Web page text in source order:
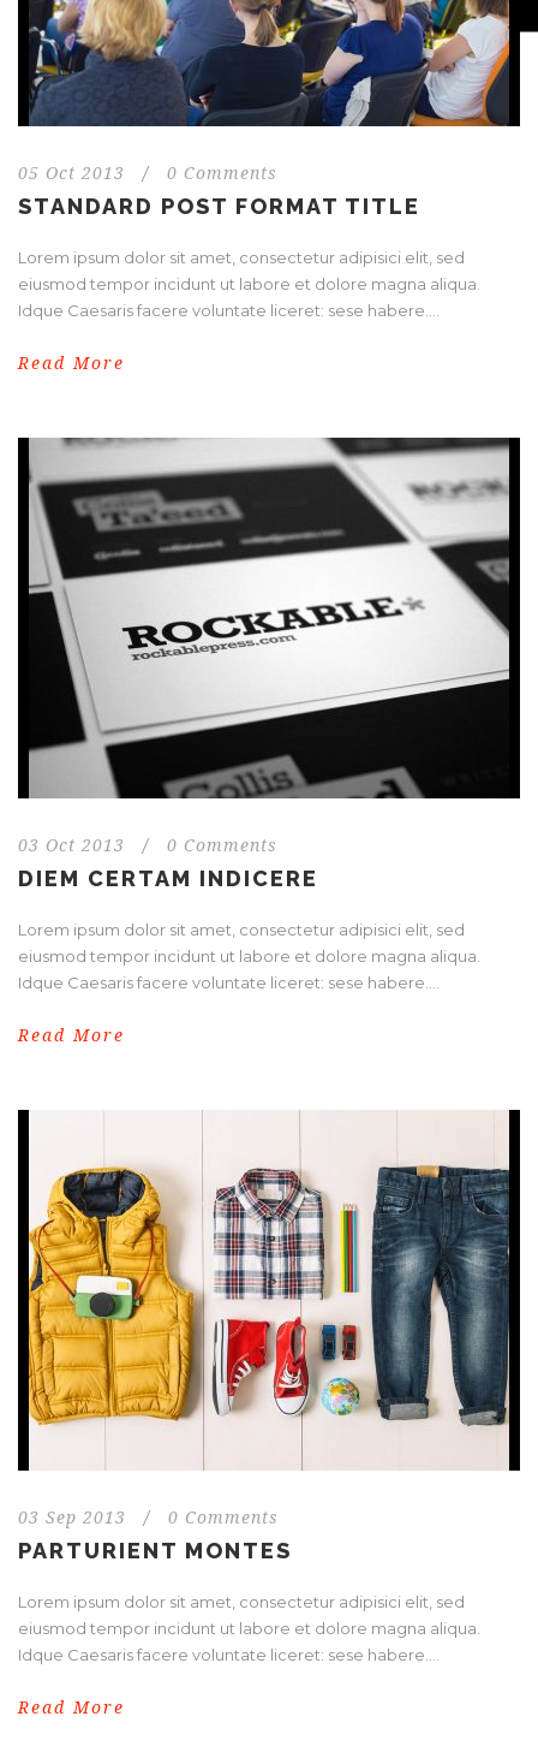
05 Oct 2013 / 0 Comments
STANDARD POST FORMAT TITLE
Lorem ipsum dolor sit amet, consectetur adipisici elit, sed
eiusmod tempor incidunt ut labore et dolore magna aliqua.
Idque Caesaris facere voluntate liceret: sese habere....
Read More
03 Oct 2013 / 0 Comments
DIEM CERTAM INDICERE
Lorem ipsum dolor sit amet, consectetur adipisici elit, sed
eiusmod tempor incidunt ut labore et dolore magna aliqua.
Idque Caesaris facere voluntate liceret: sese habere....
Read More
03 Sep 2013 / 0 Comments
PARTURIENT MONTES
Lorem ipsum dolor sit amet, consectetur adipisici elit, sed
eiusmod tempor incidunt ut labore et dolore magna aliqua.
Idque Caesaris facere voluntate liceret: sese habere....
Read More